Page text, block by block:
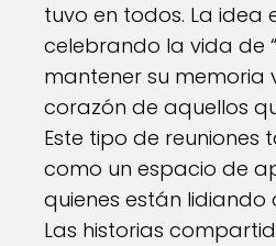
tuvo en todos. La idea
celebrando la vida de
mantener su memoria
corazón de aquellos
Este tipo de reuniones
como un espacio de
quienes están lidiando
Las historias